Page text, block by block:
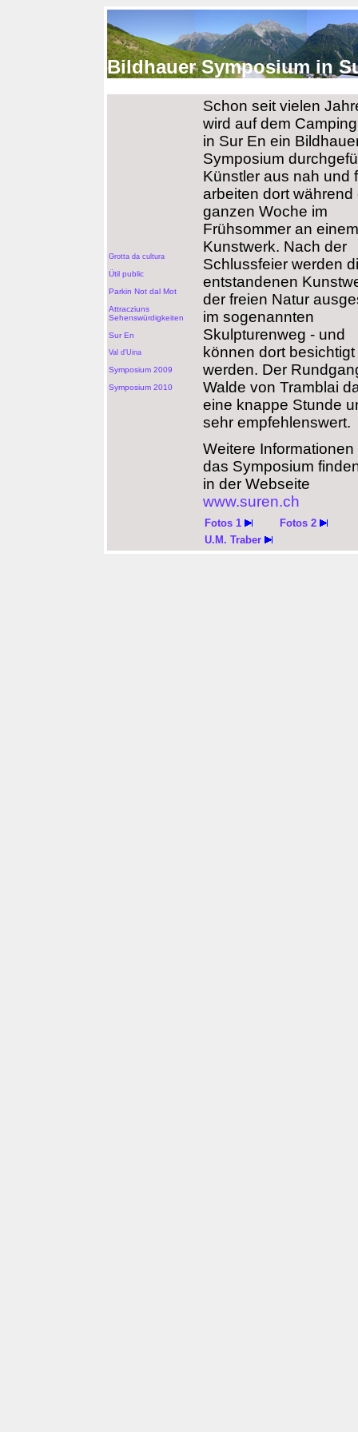
Bildhauer Symposium in
Grotta da cultura
Ütil public
Parkin Not dal Mot
Attracziuns
Sehenswürdigkeiten
Sur En
Val d'Uina
Symposium 2009
Symposium 2010
Schon seit vielen
wird auf dem
in Sur En ein
Symposium
Künstler aus nah und
arbeiten dort während
ganzen Woche im
Frühsommer an einem
Kunstwerk. Nach der
Schlussfeier werden
entstandenen
der freien Natur
im sogenannten
Skulpturenweg - und
können dort besichtigt
werden. Der
Walde von Tramblai
eine knappe Stunde
sehr empfehlenswert.
Weitere Informationen
das Symposium
in der Webseite
www.suren.ch
Fotos 1
Fotos 2
U.M. Traber